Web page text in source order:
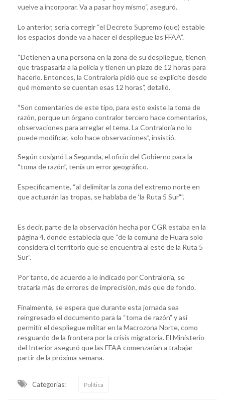
vuelve a incorporar. Va a pasar hoy mismo“, aseguró.
Lo anterior, sería corregir “el Decreto Supremo (que) estable
los espacios donde va a hacer el despliegue las FFAA”.
“Detienen a una persona en la zona de su despliegue, tienen
que traspasarla a la policía y tienen un plazo de 12 horas para
hacerlo. Entonces, la Contraloría pidió que se explicite desde
qué momento se cuentan esas 12 horas”, detalló.
“Son comentarios de este tipo, para esto existe la toma de
razón, porque un órgano contralor tercero hace comentarios,
observaciones para arreglar el tema. La Contraloría no lo
puede modificar, solo hace observaciones”, insistió.
Según cosignó La Segunda, el oficio del Gobierno para la
“toma de razón”, tenía un error geográfico.
Específicamente, “al delimitar la zona del extremo norte en
que actuarán las tropas, se hablaba de ‘la Ruta 5 Sur"”.
Es decir, parte de la observación hecha por CGR estaba en la
página 4, donde establecía que “de la comuna de Huara solo
considera el territorio que se encuentra al este de la Ruta 5
Sur”.
Por tanto, de acuerdo a lo indicado por Contraloría, se
trataría más de errores de imprecisión, más que de fondo.
Finalmente, se espera que durante esta jornada sea
reingresado el documento para la “toma de razón” y así
permitir el despliegue militar en la Macrozona Norte, como
resguardo de la frontera por la crisis migratoria. El Ministerio
del Interior aseguró que las FFAA comenzarían a trabajar
partir de la próxima semana.
Categorias: Política